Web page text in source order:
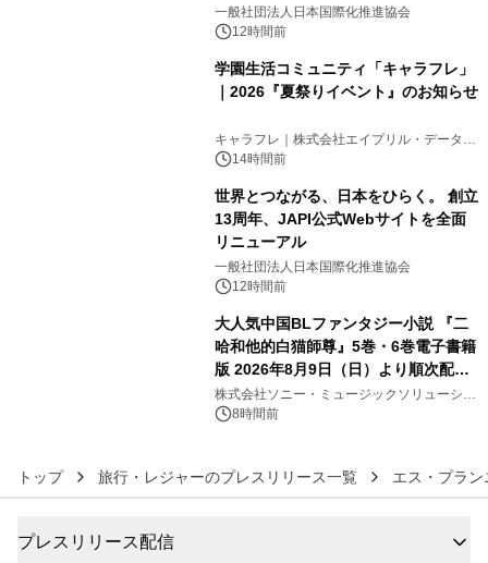
をリリース
一般社団法人日本国際化推進協会
12時間前
学園生活コミュニティ「キャラフレ」
｜2026『夏祭りイベント』のお知らせ
キャラフレ｜株式会社エイプリル・データ・
デザインズ
14時間前
世界とつながる、日本をひらく。 創立
13周年、JAPI公式Webサイトを全面
リニューアル
一般社団法人日本国際化推進協会
12時間前
大人気中国BLファンタジー小説 『二
哈和他的白猫師尊』5巻・6巻電子書籍
版 2026年8月9日（日）より順次配信
開始
株式会社ソニー・ミュージックソリューショ
ンズ8時間前
トップ 旅行・レジャーのプレスリリース一覧 エス・プラン
プレスリリース配信